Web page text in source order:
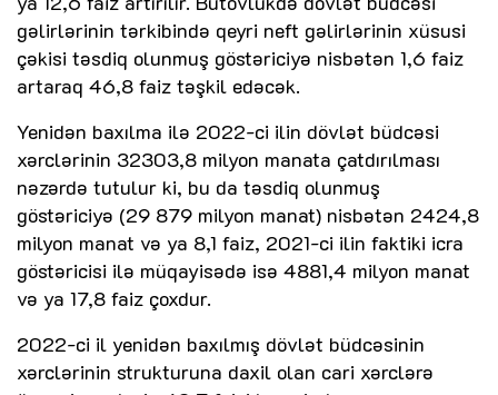
gəlirlərinin tərkibində qeyri neft gəlirlərinin xüsusi
çəkisi təsdiq olunmuş göstəriciyə nisbətən 1,6 faiz
artaraq 46,8 faiz təşkil edəcək.
Yenidən baxılma ilə 2022-ci ilin dövlət büdcəsi
xərclərinin 32303,8 milyon manata çatdırılması
nəzərdə tutulur ki, bu da təsdiq olunmuş
göstəriciyə (29 879 milyon manat) nisbətən 2424,8
milyon manat və ya 8,1 faiz, 2021-ci ilin faktiki icra
göstəricisi ilə müqayisədə isə 4881,4 milyon manat
və ya 17,8 faiz çoxdur.
2022-ci il yenidən baxılmış dövlət büdcəsinin
xərclərinin strukturuna daxil olan cari xərclərə